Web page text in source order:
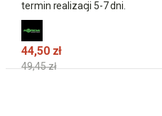
dalekich rzutów
termin realizacji 5-7 dni.
44,50 zł
49,45 zł